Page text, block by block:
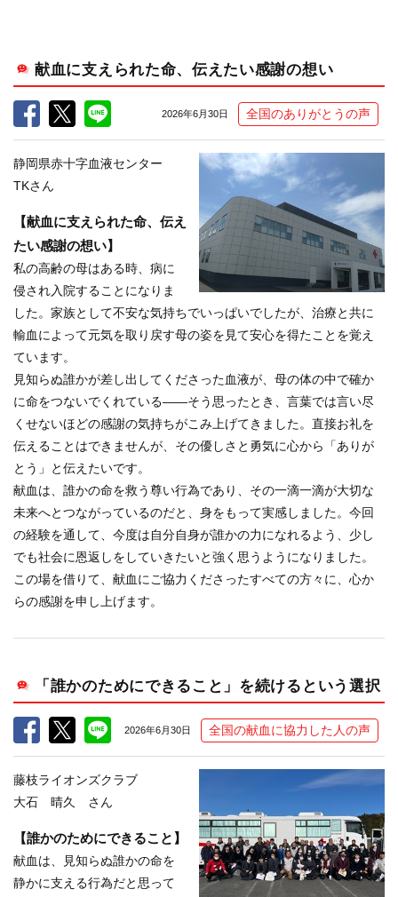
献血に支えられた命、伝えたい感謝の想い
2026年6月30日 全国のありがとうの声
静岡県赤十字血液センター
TKさん
【献血に支えられた命、伝え
たい感謝の想い】
私の高齢の母はある時、病に
侵され入院することになりま
した。家族として不安な気持ちでいっぱいでしたが、治療と共に
輸血によって元気を取り戻す母の姿を見て安心を得たことを覚え
ています。
見知らぬ誰かが差し出してくださった血液が、母の体の中で確か
に命をつないでくれている――そう思ったとき、言葉では言い尽
くせないほどの感謝の気持ちがこみ上げてきました。直接お礼を
伝えることはできませんが、その優しさと勇気に心から「ありが
とう」と伝えたいです。
献血は、誰かの命を救う尊い行為であり、その一滴一滴が大切な
未来へとつながっているのだと、身をもって実感しました。今回
の経験を通して、今度は自分自身が誰かの力になれるよう、少し
でも社会に恩返しをしていきたいと強く思うようになりました。
この場を借りて、献血にご協力くださったすべての方々に、心か
らの感謝を申し上げます。
「誰かのためにできること」を続けるという選択
2026年6月30日 全国の献血に協力した人の声
藤枝ライオンズクラブ
大石 晴久 さん
【誰かのためにできること】
献血は、見知らぬ誰かの命を
静かに支える行為だと思って